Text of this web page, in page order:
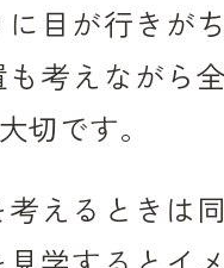
目が行きが
考えながら
切です。
えるときは